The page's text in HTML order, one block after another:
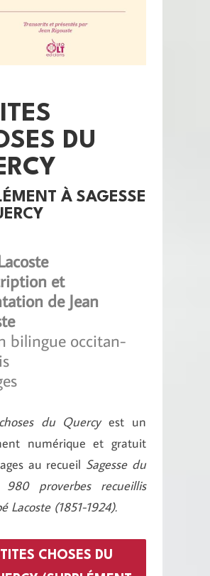
DU
À SAGESSE
et
de Jean
bilingue occitan-
du Quercyest un
numérique et gratuit
au recueil Sagesse du
980 proverbes recueillis
Lacoste (1851-1924).
CHOSES DU